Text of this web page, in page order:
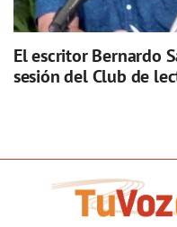
El escritor Bernardo
sesión del Club de